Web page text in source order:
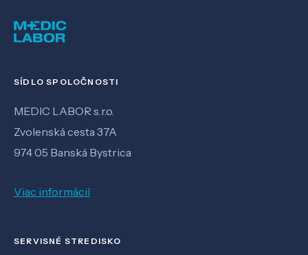
SÍDLO SPOLOČNOSTI
MEDIC LABOR s.r.o.
Zvolenská cesta 37A
974 05 Banská Bystrica
Viac informácií
SERVISNÉ STREDISKO